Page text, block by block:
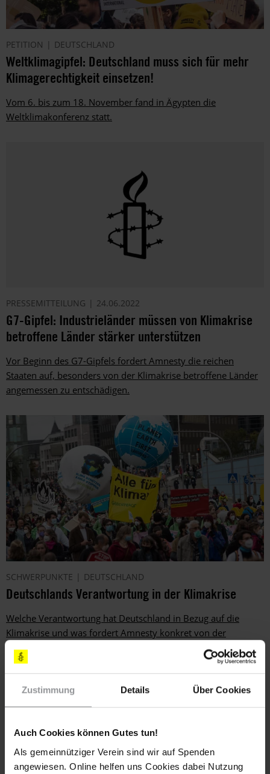
Zustimmung Details Über Cookies
Auch Cookies können Gutes tun!
Als gemeinnütziger Verein sind wir auf Spenden
angewiesen. Online helfen uns Cookies dabei Nutzung
PETITION DEUTSCHLAND
Weltklimagipfel: Deutschland muss sich für mehr
Klimagerechtigkeit einsetzen!
Vom 6. bis zum 18. November fand in Ägypten die
Weltklimakonferenz statt.
PRESSEMITTEILUNG 24.06.2022
G7-Gipfel: Industrieländer müssen von Klimakrise
betroffene Länder stärker unterstützen
Vor Beginn des G7-Gipfels fordert Amnesty die reichen
Staaten auf, besonders von der Klimakrise betroffene Länder
angemessen zu entschädigen.
SCHWERPUNKTE DEUTSCHLAND
Deutschlands Verantwortung in der Klimakrise
Welche Verantwortung hat Deutschland in Bezug auf die
Klimakrise und was fordert Amnesty konkret von der
Bundesregierung?